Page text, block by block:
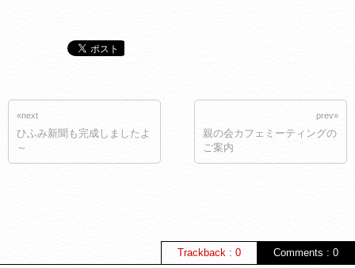
«next
ひふみ新聞も完成しましたよ
～
prev»
親の会カフェミーティングの
ご案内
Comments : 0
Trackback : 0